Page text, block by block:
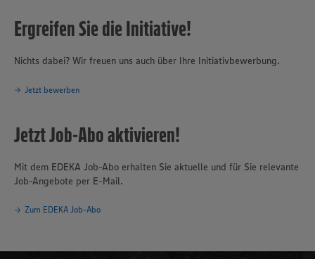
Ergreifen Sie die Initiative!
Nichts dabei? Wir freuen uns auch über Ihre Initiativbewerbung.
Jetzt bewerben
Jetzt Job-Abo aktivieren!
Mit dem EDEKA Job-Abo erhalten Sie aktuelle und für Sie relevante
Job-Angebote per E-Mail.
Zum EDEKA Job-Abo